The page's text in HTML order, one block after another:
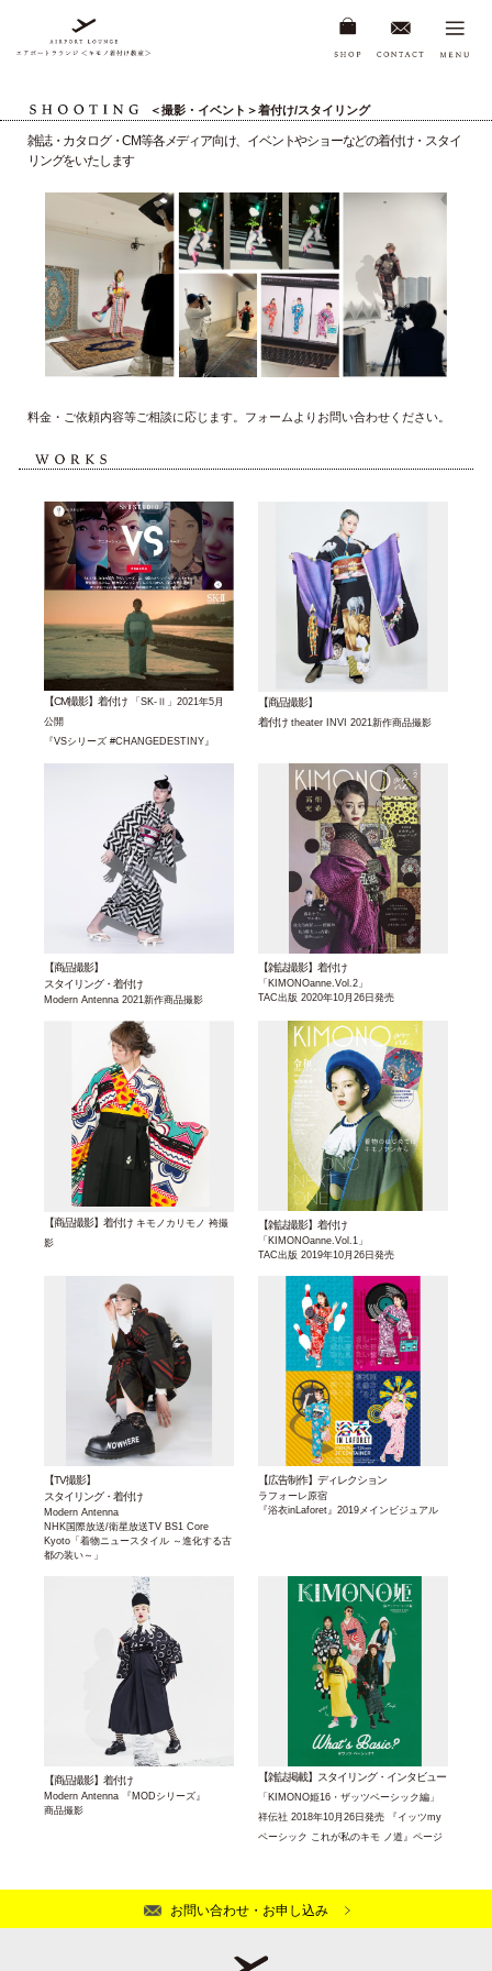
＜撮影・イベント＞着付け/スタイリング
雑誌・カタログ・CM等各メディア向け、イベントやショーなどの着付け・スタイ
リングをいたします
料金・ご依頼内容等ご相談に応じます。フォームよりお問い合わせください。
【CM撮影】着付け
「SK-Ⅱ」2021年5月
公開
『VSシリーズ #CHANGEDESTINY』
【商品撮影】
着付け theater INVI 2021新作商品撮影
【商品撮影】
スタイリング・着付け
Modern Antenna 2021新作商品撮影
【雑誌撮影】着付け
「KIMONOanne.Vol.2」
TAC出版 2020年10月26日発売
【商品撮影】着付け キモノカリモノ 袴撮
影
【雑誌撮影】着付け
「KIMONOanne.Vol.1」
TAC出版 2019年10月26日発売
【TV撮影】
スタイリング・着付け
Modern Antenna
NHK国際放送/衛星放送TV BS1 Core
Kyoto「着物ニュースタイル ～進化する古
都の装い～」
【広告制作】ディレクション
ラフォーレ原宿
『浴衣inLaforet』2019メインビジュアル
【商品撮影】着付け
Modern Antenna 『MODシリーズ』
商品撮影
【雑誌掲載】スタイリング・インタビュー
「KIMONO姫16・ザッツベーシック編」
祥伝社 2018年10月26日発売 『イッツmy
ベーシック これが私のキモ ノ道』ページ
お問い合わせ・お申し込み